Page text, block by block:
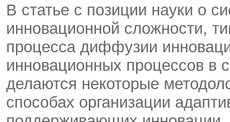
В статье с позиции науки о
инновационной сложности,
процесса диффузии
инновационных процессов в
делаются некоторые
способах организации